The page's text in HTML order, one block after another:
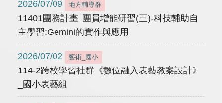
2026/07/09 地方輔導群
11401團務計畫 團員增能研習(三)-科技輔助自
主學習:Gemini的實作與應用
2026/07/02 藝術_國小
114-2跨校學習社群《數位融入表藝教案設計》
_國小表藝組